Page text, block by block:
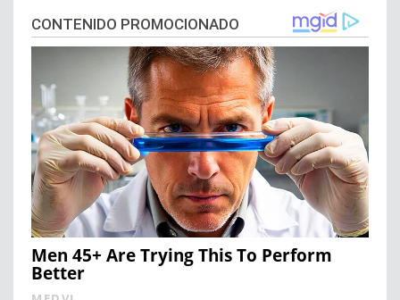
CONTENIDO PROMOCIONADO
Men 45+ Are Trying This To Perform
Better